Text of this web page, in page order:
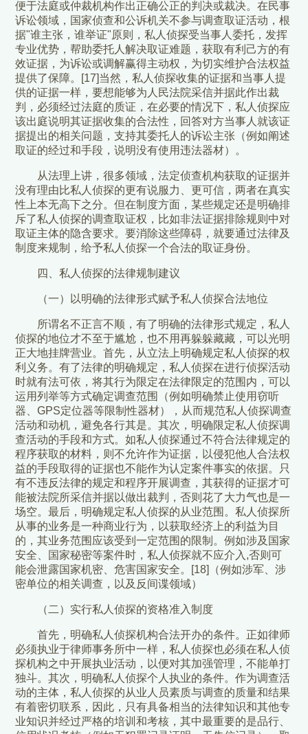
便于法庭或仲裁机构作出正确公正的判决或裁决。在民事
诉讼领域，国家侦查和公诉机关不参与调查取证活动，根
据"谁主张，谁举证"原则，私人侦探受当事人委托，发挥
专业优势，帮助委托人解决取证难题，获取有利己方的有
效证据，为诉讼或调解赢得主动权，为切实维护合法权益
提供了保障。[17]当然，私人侦探收集的证据和当事人提
供的证据一样，要想能够为人民法院采信并据此作出裁
判，必须经过法庭的质证，在必要的情况下，私人侦探应
该出庭说明其证据收集的合法性，回答对方当事人就该证
据提出的相关问题，支持其委托人的诉讼主张（例如阐述
取证的经过和手段，说明没有使用违法器材）。
从法理上讲，很多领域，法定侦查机构获取的证据并
没有理由比私人侦探的更有说服力、更可信，两者在真实
性上本无高下之分。但在制度方面，某些规定还是明确排
斥了私人侦探的调查取证权，比如非法证据排除规则中对
取证主体的隐含要求。要消除这些障碍，就要通过法律及
制度来规制，给予私人侦探一个合法的取证身份。
四、私人侦探的法律规制建议
（一）以明确的法律形式赋予私人侦探合法地位
所谓名不正言不顺，有了明确的法律形式规定，私人
侦探的地位才不至于尴尬，也不用再躲躲藏藏，可以光明
正大地挂牌营业。首先，从立法上明确规定私人侦探的权
利义务。有了法律的明确规定，私人侦探在进行侦探活动
时就有法可依，将其行为限定在法律限定的范围内，可以
运用列举等方式确定调查范围（例如明确禁止使用窃听
器、GPS定位器等限制性器材），从而规范私人侦探调查
活动和动机，避免各行其是。其次，明确限定私人侦探调
查活动的手段和方式。如私人侦探通过不符合法律规定的
程序获取的材料，则不允许作为证据，以侵犯他人合法权
益的手段取得的证据也不能作为认定案件事实的依据。只
有不违反法律的规定和程序开展调查，其获得的证据才可
能被法院所采信并据以做出裁判，否则花了大力气也是一
场空。最后，明确规定私人侦探的从业范围。私人侦探所
从事的业务是一种商业行为，以获取经济上的利益为目
的，其业务范围应该受到一定范围的限制。例如涉及国家
安全、国家秘密等案件时，私人侦探就不应介入,否则可
能会泄露国家机密、危害国家安全。[18]（例如涉军、涉
密单位的相关调查，以及反间谍领域）
（二）实行私人侦探的资格准入制度
首先，明确私人侦探机构合法开办的条件。正如律师
必须执业于律师事务所中一样，私人侦探也必须在私人侦
探机构之中开展执业活动，以便对其加强管理，不能单打
独斗。其次，明确私人侦探个人执业的条件。作为调查活
动的主体，私人侦探的从业人员素质与调查的质量和结果
有着密切联系，因此，只有具备相当的法律知识和其他专
业知识并经过严格的培训和考核，其中最重要的是品行、